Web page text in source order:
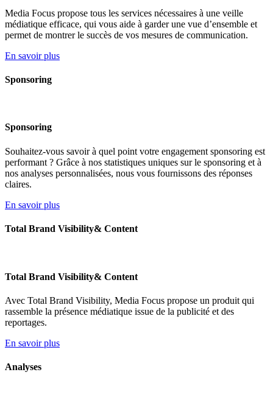
Media Focus propose tous les services nécessaires à une veille
médiatique efficace, qui vous aide à garder une vue d’ensemble et
permet de montrer le succès de vos mesures de communication.
En savoir plus
Sponsoring
Sponsoring
Souhaitez-vous savoir à quel point votre engagement sponsoring est
performant ? Grâce à nos statistiques uniques sur le sponsoring et à
nos analyses personnalisées, nous vous fournissons des réponses
claires.
En savoir plus
Total Brand Visibility& Content
Total Brand Visibility& Content
Avec Total Brand Visibility, Media Focus propose un produit qui
rassemble la présence médiatique issue de la publicité et des
reportages.
En savoir plus
Analyses